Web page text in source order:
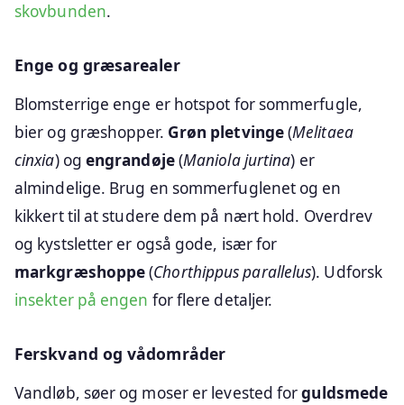
skovbunden.
Enge og græsarealer
Blomsterrige enge er hotspot for sommerfugle,
bier og græshopper. Grøn pletvinge(Melitaea
cinxia) og engrandøje(Maniola jurtina) er
almindelige. Brug en sommerfuglenet og en
kikkert til at studere dem på nært hold. Overdrev
og kystsletter er også gode, især for
markgræshoppe(Chorthippus parallelus). Udforsk
insekter på engen for flere detaljer.
Ferskvand og vådområder
Vandløb, søer og moser er levested forguldsmede